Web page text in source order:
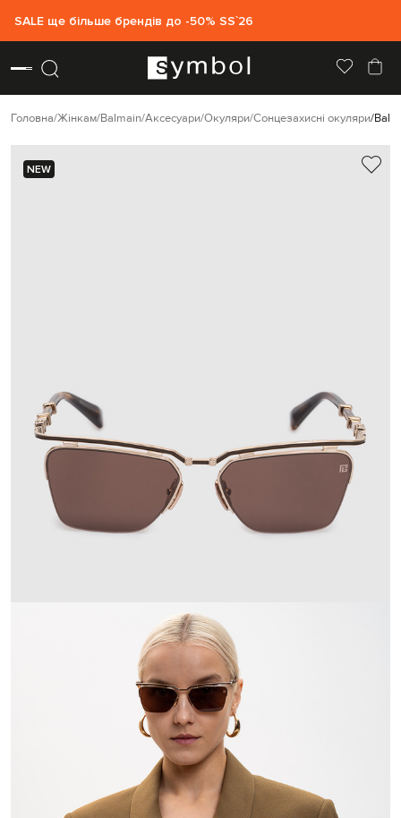
SALE ще більше брендів до -50% SS`26
Головна Жінкам Balmain Аксесуари Окуляри Сонцезахисні окуляри
NEW